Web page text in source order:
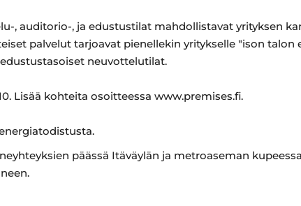
, auditorio-, ja edustustilat mahdollistavat yrityksen
palvelut tarjoavat pienellekin yritykselle "ison
neuvottelutilat.
Lisää kohteita osoitteessa www.premises.fi.
päässä Itäväylän ja metroaseman